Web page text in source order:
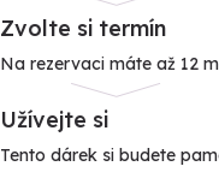
Zvolte si termín
Na rezervaci máte až 12
Užívejte si
Tento dárek si budete